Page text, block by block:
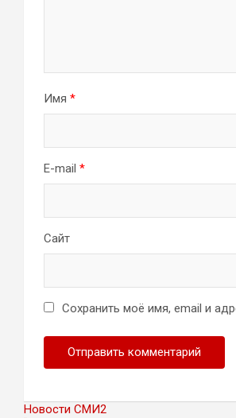
Имя *
E-mail *
Сайт
Сохранить моё имя, email и
Новости СМИ2